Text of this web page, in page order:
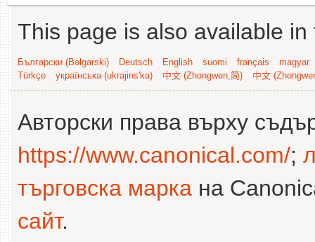
This page is also available
Български (Bəlgarski) Deutsch English suomi français
magyar
Türkçe
українська (ukrajins'ka) 中文 (Zhongwen,简) 中文
Авторски права върху
https://www.canonical.com/;
търговска марка на
сайт.